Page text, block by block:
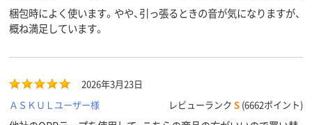
梱包時によく使います。やや、引っ張るときの音が気になりますが、
概ね満足しています。
2026年3月23日
ＡＳＫＵＬユーザー様
レビューランク S (6662ポイント)